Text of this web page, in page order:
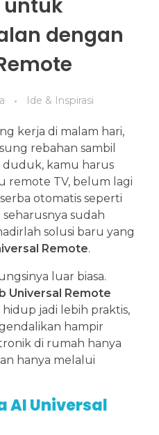
untuk
dengan
Ide & Inspirasi
kerja di malam hari,
rebahan sambil
duduk, kamu harus
remote TV, belum lagi
otomatis seperti
seharusnya sudah
solusi baru yang
Remote.
luar biasa.
Universal Remote
jadi lebih praktis,
hampir
di rumah hanya
hanya melalui
AI Universal